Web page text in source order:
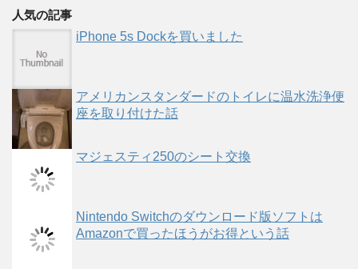
人気の記事
iPhone 5s Dockを買いました
アメリカンスタンダードのトイレに温水洗浄便
座を取り付けた話
マジェスティ250のシート交換
Nintendo Switchのダウンロード版ソフトは
Amazonで買ったほうがお得という話